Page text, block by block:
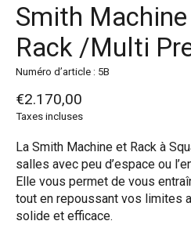
Smith
Rack /Multi
Numéro d’article : 5B
€2.170,00
Taxes incluses
La Smith Machine et Rack à
salles avec peu d’espace ou
Elle vous permet de vous
tout en repoussant vos limites
solide et efficace.